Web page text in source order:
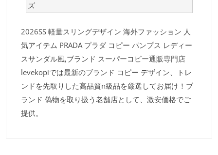
ズ
2026SS 軽量スリングデザイン 海外ファッション 人
気アイテム PRADA プラダ コピー パンプス レディー
スサンダル風,ブランド スーパーコピー通販専門店
levekopiでは最新のブランド コピー デザイン、トレ
ンドを先取りした高品質n級品を厳選してお届け！ブ
ランド 偽物を取り扱う老舗店として、激安価格でご
提供。